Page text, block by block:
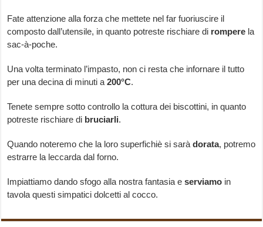
Fate attenzione alla forza che mettete nel far fuoriuscire il
composto dall’utensile, in quanto potreste rischiare di rompere la
sac-à-poche.
Una volta terminato l’impasto, non ci resta che infornare il tutto
per una decina di minuti a200°C.
Tenete sempre sotto controllo la cottura dei biscottini, in quanto
potreste rischiare di bruciarli.
Quando noteremo che la loro superfichiè si saràdorata, potremo
estrarre la leccarda dal forno.
Impiattiamo dando sfogo alla nostra fantasia eserviamo in
tavola questi simpatici dolcetti al cocco.